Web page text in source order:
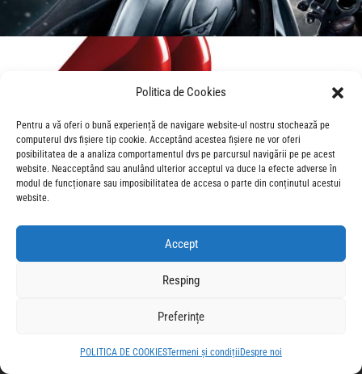
Politica de Cookies
Pentru a vă oferi o bună experiență de navigare website-ul nostru stochează pe
computerul dvs fișiere tip cookie. Acceptând acestea fișiere ne vor oferi
posibilitatea de a analiza comportamentul dvs pe parcursul navigării pe pe acest
website. Neacceptând sau anulând ulterior acceptul va duce la efecte adverse în
modul de funcționare sau imposibilitatea de accesa o parte din conținutul acestui
website.
Accept
Resping
Preferințe
POLITICA DE COOKIESTermeni și condiții Despre noi
© 2026 CineForum Romania